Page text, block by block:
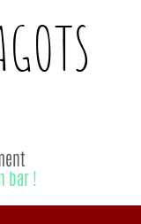
bar !